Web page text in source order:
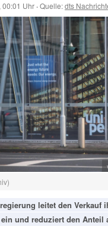
00:01 Uhr ·Quelle:dts
leitet den Verkauf
und reduziert den Anteil